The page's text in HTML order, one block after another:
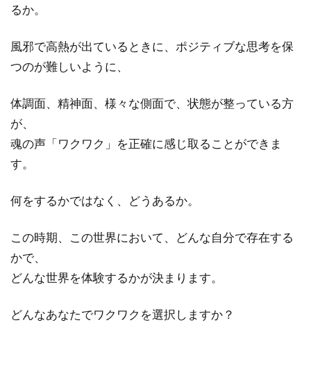
るか。
風邪で高熱が出ているときに、ポジティブな思考を保
つのが難しいように、
体調面、精神面、様々な側面で、状態が整っている方
が、
魂の声「ワクワク」を正確に感じ取ることができま
す。
何をするかではなく、どうあるか。
この時期、この世界において、どんな自分で存在する
かで、
どんな世界を体験するかが決まります。
どんなあなたでワクワクを選択しますか？